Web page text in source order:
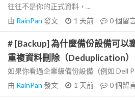
往往不是你的正式資料，...
由 RainPan 發文 1 天前 0個留
# [Backup] 為什麼備份設備可以
重複資料刪除（Deduplication）
如果你看過企業級備份設備（例如 Dell
由 RainPan 發文 1 天前 0個留